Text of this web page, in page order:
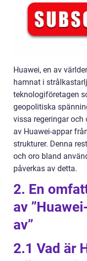
Huawei, en av
hamnat i
teknologiföretagen
geopolitiska
vissa regeringar
av Huawei-appar
strukturer. Denna
och oro bland
påverkas av detta.
2. En
av
av”
2.1 Vad är